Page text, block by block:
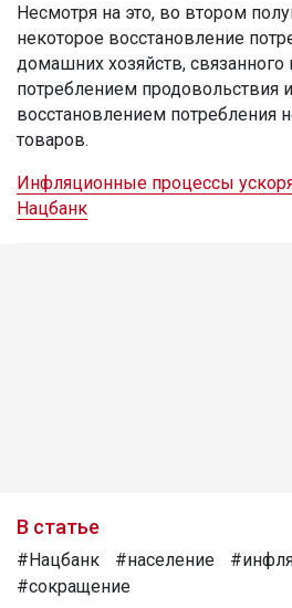
Несмотря на это, во втором
некоторое восстановление
домашних хозяйств,
потреблением продовольствия
восстановлением потребления
товаров.
Инфляционные процессы
Нацбанк
В статье
#Нацбанк #население
#сокращение